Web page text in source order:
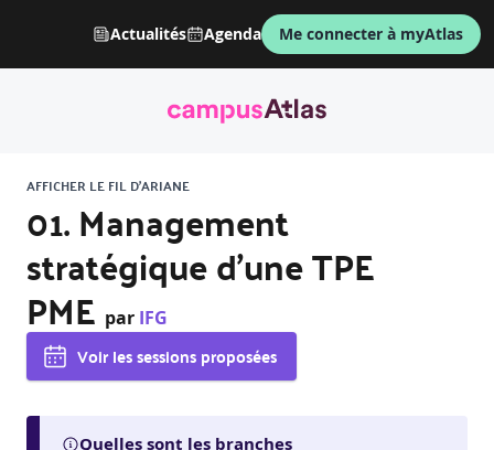
Actualités Agenda Me connecter à myAtlas
AFFICHER LE FIL D'ARIANE
01. Management
stratégique d’une TPE
PME par IFG
Voir les sessions proposées
Quelles sont les branches